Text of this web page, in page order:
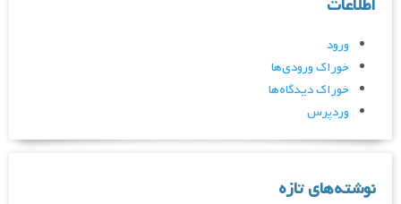
اطلاعات
ورود
خوراک ورودی‌ها
خوراک دیدگاه‌ها
وردپرس
نوشته‌های تازه